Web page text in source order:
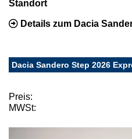
Standort
Details zum Dacia
Dacia Sandero Step 2026
Preis:
MWSt: